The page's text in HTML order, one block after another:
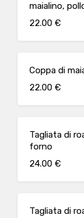
maialino,
22.00 €
Coppa di
22.00 €
Tagliata di
forno
24.00 €
Tagliata di